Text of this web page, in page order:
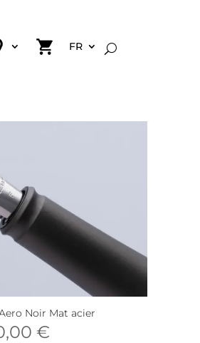
FR
Noir Mat acier
€